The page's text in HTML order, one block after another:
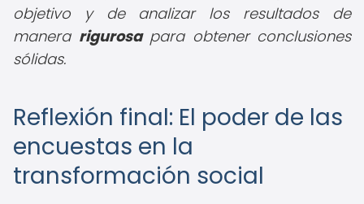
objetivo y de analizar los resultados de
manera rigurosapara obtener conclusiones
sólidas.
Reflexión final: El poder de las
encuestas en la
transformación social